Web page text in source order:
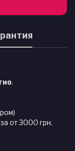
.
от 3000 грн.